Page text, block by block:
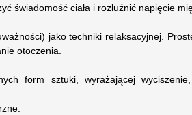
świadomość ciała i rozluźnić napięcie
jako techniki relaksacyjnej.
otoczenia.
form sztuki, wyrażającej